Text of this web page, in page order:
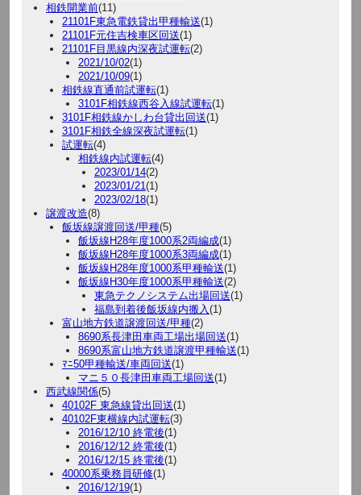
相鉄開業前(11)
21101F東急電鉄貸出甲種輸送(1)
21101F元住吉検車区回送(1)
21101F目黒線内深夜試運転(2)
2021/10/02(1)
2021/10/09(1)
相鉄線直通前試運転(1)
3101F相鉄線西谷入線試運転(1)
3101F相鉄線かしわ台貸出回送(1)
3101F相鉄全線深夜試運転(1)
試運転(4)
相鉄線内試運転(4)
2023/01/14(2)
2023/01/21(1)
2023/02/18(1)
譲渡改造(8)
飯坂線譲渡回送/甲種(5)
飯坂線H28年度1000系2両編成(1)
飯坂線H28年度1000系3両編成(1)
飯坂線H28年度1000系甲種輸送(1)
飯坂線H30年度1000系甲種輸送(2)
東急テクノシステム出場回送(1)
福島到着後飯坂線内搬入(1)
富山地方鉄道譲渡回送/甲種(2)
8690系長津田車両工場出場回送(1)
8690系富山地方鉄道譲渡甲種輸送(1)
ﾏﾆ50甲種輸送/車両回送(1)
マニ５０長津田車両工場回送(1)
西武線関係(5)
40102F 東急線貸出回送(1)
40102F東横線内試運転(3)
2016/12/10 終電後(1)
2016/12/12 終電後(1)
2016/12/15 終電後(1)
40000系乗務員研修(1)
2016/12/19(1)